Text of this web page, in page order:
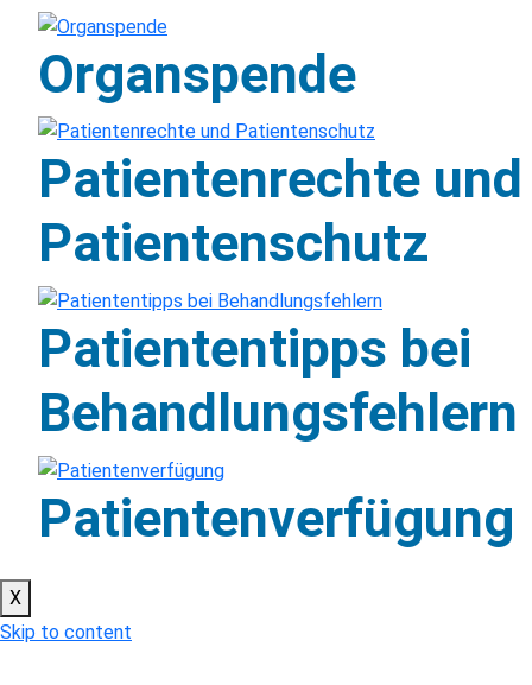
Organspende
Patientenrechte und
Patientenschutz
Patiententipps bei
Behandlungsfehlern
Patientenverfügung
X
Skip to content